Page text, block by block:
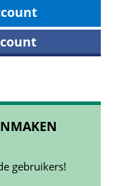
gebruikers!